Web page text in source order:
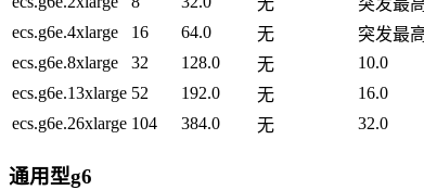
ecs.g6e.4xlarge
16 64.0 无 突发最
ecs.g6e.8xlarge
32 128.0 无 10.0
ecs.g6e.13xlarge 52 192.0 无 16.0
ecs.g6e.26xlarge 104 384.0 无 32.0
通用型g6